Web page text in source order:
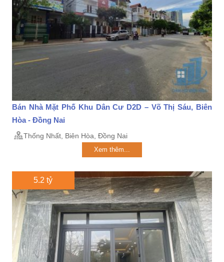
Bán Nhà Mặt Phố Khu Dân Cư D2D – Võ Thị Sáu, Biên
Hòa - Đồng Nai
Thống Nhất, Biên Hòa, Đồng Nai
Xem thêm...
5.2 tỷ